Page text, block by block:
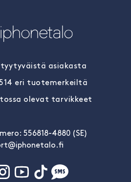
tyytyväistä asiakasta
514 eri tuotemerkeiltä
olevat tarvikkeet
556818-4880 (SE)